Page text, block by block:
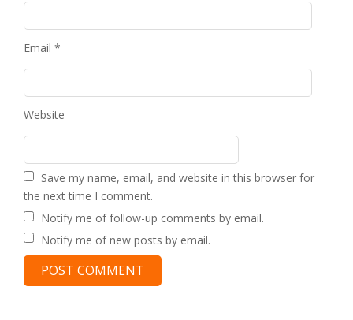
Email *
Website
Save my name, email, and website in this browser for
the next time I comment.
Notify me of follow-up comments by email.
Notify me of new posts by email.